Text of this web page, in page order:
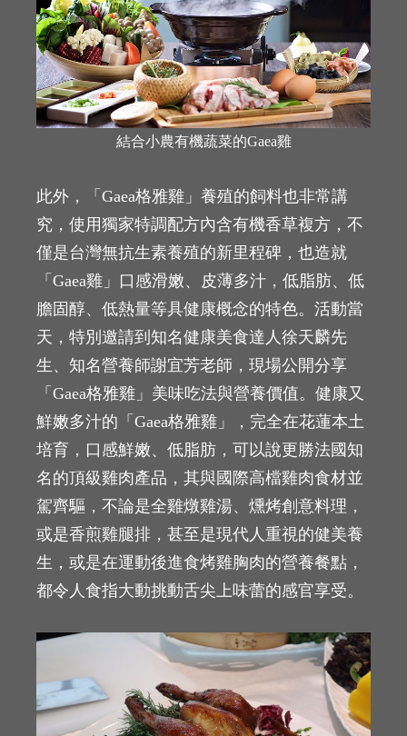
結合小農有機蔬菜的Gaea雞
此外，「Gaea格雅雞」養殖的飼料也非常講
究，使用獨家特調配方內含有機香草複方，不
僅是台灣無抗生素養殖的新里程碑，也造就
「Gaea雞」口感滑嫩、皮薄多汁，低脂肪、低
膽固醇、低熱量等具健康概念的特色。活動當
天，特別邀請到知名健康美食達人徐天麟先
生、知名營養師謝宜芳老師，現場公開分享
「Gaea格雅雞」美味吃法與營養價值。健康又
鮮嫩多汁的「Gaea格雅雞」，完全在花蓮本土
培育，口感鮮嫩、低脂肪，可以說更勝法國知
名的頂級雞肉產品，其與國際高檔雞肉食材並
駕齊驅，不論是全雞燉雞湯、燻烤創意料理，
或是香煎雞腿排，甚至是現代人重視的健美養
生，或是在運動後進食烤雞胸肉的營養餐點，
都令人食指大動挑動舌尖上味蕾的感官享受。